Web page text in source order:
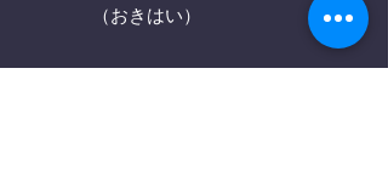
（おきはい）